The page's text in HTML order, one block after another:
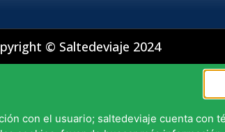
© Saltedeviaje 2024
con el usuario; saltedeviaje cuenta con